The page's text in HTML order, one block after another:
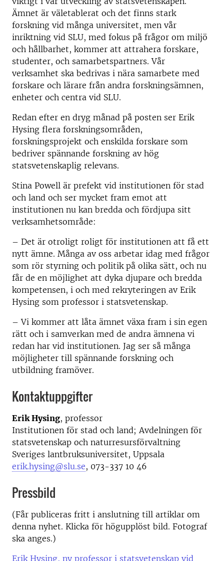
Ämnet är väletablerat och det finns stark
forskning vid många universitet, men vår
inriktning vid SLU, med fokus på frågor om miljö
och hållbarhet, kommer att attrahera forskare,
studenter, och samarbetspartners. Vår
verksamhet ska bedrivas i nära samarbete med
forskare och lärare från andra forskningsämnen,
enheter och centra vid SLU.
Redan efter en dryg månad på posten ser Erik
Hysing flera forskningsområden,
forskningsprojekt och enskilda forskare som
bedriver spännande forskning av hög
statsvetenskaplig relevans.
Stina Powell är prefekt vid institutionen för stad
och land och ser mycket fram emot att
institutionen nu kan bredda och fördjupa sitt
verksamhetsområde:
– Det är otroligt roligt för institutionen att få ett
nytt ämne. Många av oss arbetar idag med frågor
som rör styrning och politik på olika sätt, och nu
får de en möjlighet att dyka djupare och bredda
kompetensen, i och med rekryteringen av Erik
Hysing som professor i statsvetenskap.
– Vi kommer att låta ämnet växa fram i sin egen
rätt och i samverkan med de andra ämnena vi
redan har vid institutionen. Jag ser så många
möjligheter till spännande forskning och
utbildning framöver.
Kontaktuppgifter
Erik Hysing, professor
Institutionen för stad och land; Avdelningen för
statsvetenskap och naturresursförvaltning
Sveriges lantbruksuniversitet, Uppsala
erik.hysing@slu.se, 073-337 10 46
Pressbild
(Får publiceras fritt i anslutning till artiklar om
denna nyhet. Klicka för högupplöst bild. Fotograf
ska anges.)
Erik Hysing, ny professor i statsvetenskap vid